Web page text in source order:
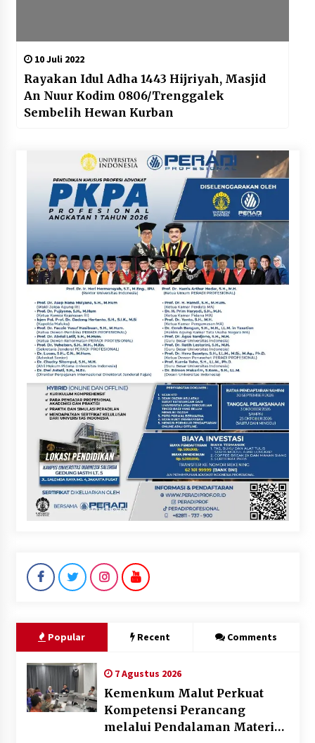
10 Juli 2022
Rayakan Idul Adha 1443 Hijriyah, Masjid
An Nuur Kodim 0806/Trenggalek
Sembelih Hewan Kurban
Popular Recent Comments
7 Agustus 2026
Kemenkum Malut Perkuat
Kompetensi Perancang
melalui Pendalaman Materi